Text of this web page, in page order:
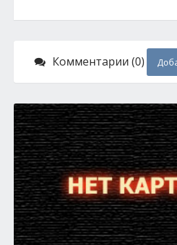
Комментарии (0)